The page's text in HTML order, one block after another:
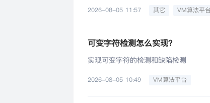
2026-08-05 11:57 其它 VM算法平台
可变字符检测怎么实现？
实现可变字符的检测和缺陷检测
2026-08-05 10:49 VM算法平台